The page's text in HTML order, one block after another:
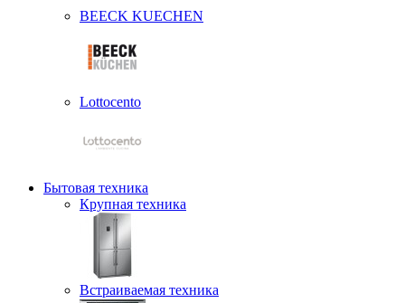
BEECK KUECHEN
Lottocento
Бытовая техника
Крупная техника
Встраиваемая техника